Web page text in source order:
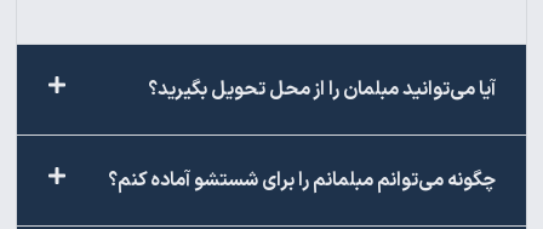
آیا می‌توانید مبلمان را از محل تحویل بگیرید؟
چگونه می‌توانم مبلمانم را برای شستشو آماده کنم؟